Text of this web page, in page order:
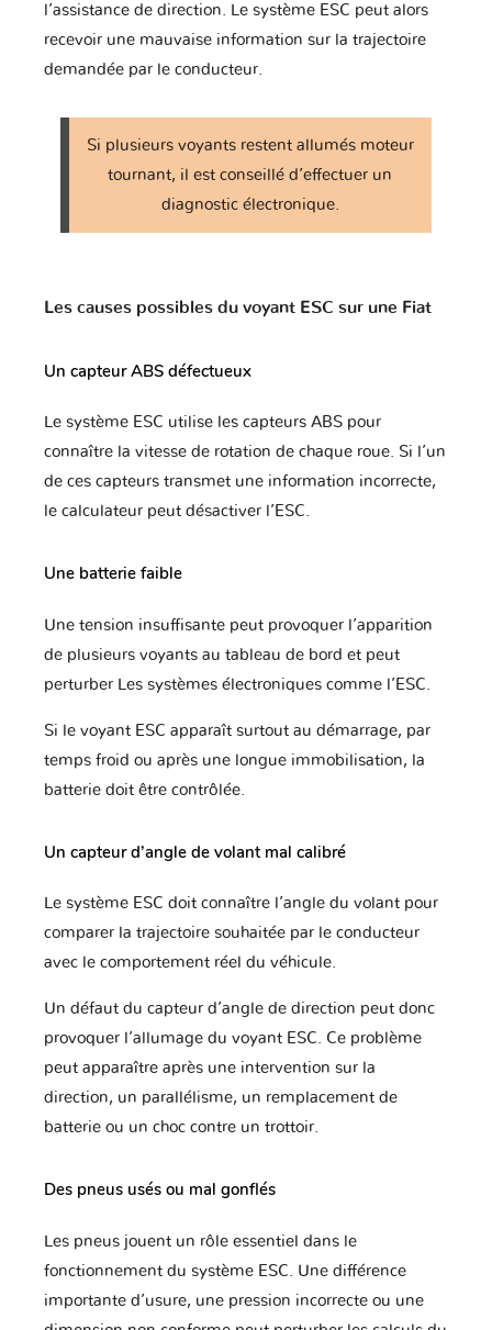
l’assistance de direction. Le système ESC peut alors
recevoir une mauvaise information sur la trajectoire
demandée par le conducteur.
Si plusieurs voyants restent allumés moteur
tournant, il est conseillé d’effectuer un
diagnostic électronique.
Les causes possibles du voyant ESC sur une Fiat
Un capteur ABS défectueux
Le système ESC utilise les capteurs ABS pour
connaître la vitesse de rotation de chaque roue. Si l’un
de ces capteurs transmet une information incorrecte,
le calculateur peut désactiver l’ESC.
Une batterie faible
Une tension insuffisante peut provoquer l’apparition
de plusieurs voyants au tableau de bord et peut
perturber Les systèmes électroniques comme l’ESC.
Si le voyant ESC apparaît surtout au démarrage, par
temps froid ou après une longue immobilisation, la
batterie doit être contrôlée.
Un capteur d’angle de volant mal calibré
Le système ESC doit connaître l’angle du volant pour
comparer la trajectoire souhaitée par le conducteur
avec le comportement réel du véhicule.
Un défaut du capteur d’angle de direction peut donc
provoquer l’allumage du voyant ESC. Ce problème
peut apparaître après une intervention sur la
direction, un parallélisme, un remplacement de
batterie ou un choc contre un trottoir.
Des pneus usés ou mal gonflés
Les pneus jouent un rôle essentiel dans le
fonctionnement du système ESC. Une différence
importante d’usure, une pression incorrecte ou une